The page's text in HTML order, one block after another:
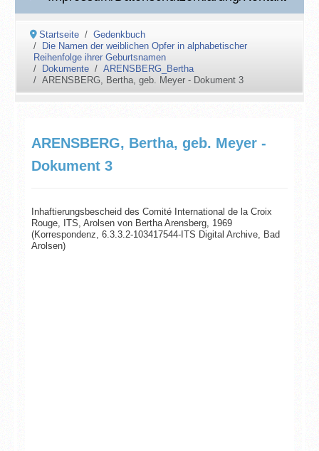
Startseite
Gedenkbuch
Die Namen der weiblichen Opfer in alphabetischer
Reihenfolge ihrer Geburtsnamen
Dokumente
ARENSBERG_Bertha
ARENSBERG, Bertha, geb. Meyer - Dokument 3
ARENSBERG, Bertha, geb. Meyer -
Dokument 3
Inhaftierungsbescheid des Comité International de la Croix
Rouge, ITS, Arolsen von Bertha Arensberg, 1969
(Korrespondenz, 6.3.3.2-103417544-ITS Digital Archive, Bad
Arolsen)